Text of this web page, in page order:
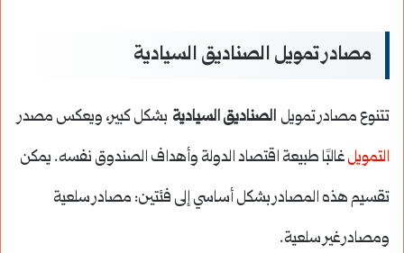
مصادر تمويل الصناديق السيادية
تتنوع مصادر تمويل الصناديق السيادية بشكل كبير، ويعكس مصدر
التمويلغالبًا طبيعة اقتصاد الدولة وأهداف الصندوق نفسه. يمكن
تقسيم هذه المصادر بشكل أساسي إلى فئتين: مصادر سلعية
ومصادر غير سلعية.